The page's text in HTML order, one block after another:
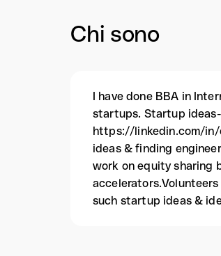
Chi sono
I have done BBA in
startups. Startup
https://linkedin.com/in/
ideas & finding
work on equity sharing
such startup ideas &